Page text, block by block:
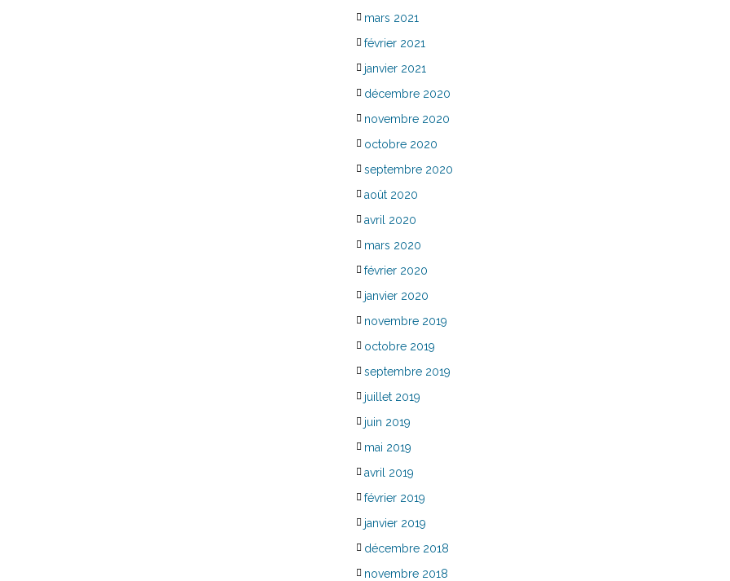
mars 2021
février 2021
janvier 2021
décembre 2020
novembre 2020
octobre 2020
septembre 2020
août 2020
avril 2020
mars 2020
février 2020
janvier 2020
novembre 2019
octobre 2019
septembre 2019
juillet 2019
juin 2019
mai 2019
avril 2019
février 2019
janvier 2019
décembre 2018
novembre 2018